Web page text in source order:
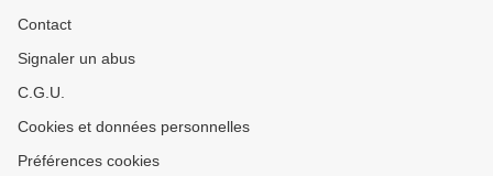
Contact
Signaler un abus
C.G.U.
Cookies et données personnelles
Préférences cookies